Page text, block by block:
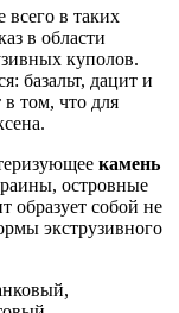
всего в таких
в области
куполов.
базальт, дацит и
том, что для
камень
островные
образует собой не
экструзивного